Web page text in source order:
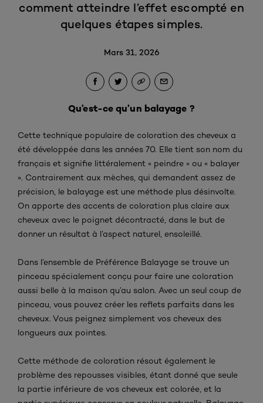
comment atteindre l’effet escompté en
quelques étapes simples.
Mars 31, 2026
Qu’est-ce qu’un balayage ?
Cette technique populaire de coloration des cheveux a
été développée dans les années 70. Elle tient son nom du
français et signifie littéralement « peindre » ou « balayer
». Contrairement aux mèches, qui demandent assez de
précision, le balayage est une méthode plus désinvolte.
On apporte des accents de coloration plus claire aux
cheveux avec le poignet décontracté, dans le but de
donner un résultat à l’aspect naturel, ensoleillé.
Dans l’ensemble de Préférence Balayage se trouve un
pinceau spécialement conçu pour faire une coloration
aussi belle à la maison qu’au salon. Avec un seul coup de
pinceau, vous pouvez créer les reflets parfaits dans les
cheveux. Vous peignez simplement vos cheveux des
longueurs aux pointes.
Cette méthode de coloration résout également le
problème des repousses visibles, étant donné que seule
la partie inférieure de vos cheveux est colorée, et la